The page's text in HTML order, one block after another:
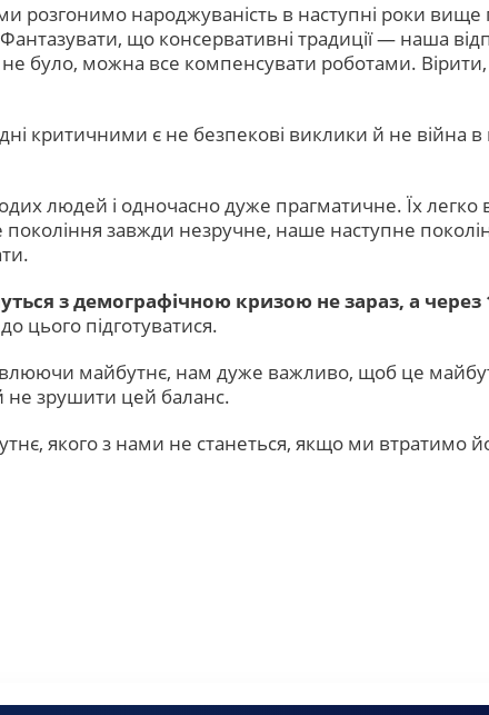
розгонимо народжуваність в наступні роки
що консервативні традиції — наша
було, можна все компенсувати роботами.
критичними є не безпекові виклики й не війна в
людей і одночасно дуже прагматичне. Їх
завжди незручне, наше наступне
з демографічною кризою не зараз, а
цього підготуватися.
майбутнє, нам дуже важливо, щоб це
не зрушити цей баланс.
якого з нами не станеться, якщо ми втратимо